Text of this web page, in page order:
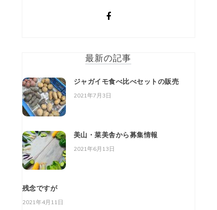
最新の記事
ジャガイモ食べ比べセットの販売
2021年7月3日
美山・菜美舎から募集情報
2021年6月13日
残念ですが
2021年4月11日